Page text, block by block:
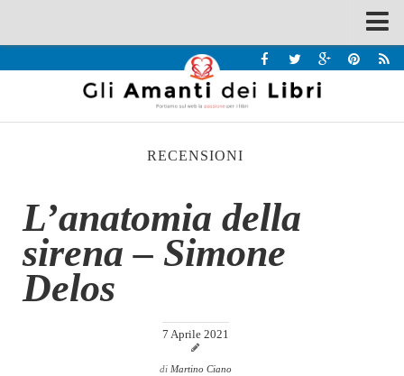
Recensioni
Interviste & Incontri
Chi siamo
Contatti
Eventi
RECENSIONI
L’anatomia della
sirena – Simone
Delos
7 Aprile 2021
di Martino Ciano